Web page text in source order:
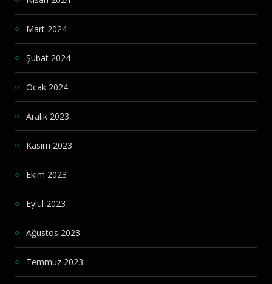
Mart 2024
Şubat 2024
Ocak 2024
Aralık 2023
Kasım 2023
Ekim 2023
Eylül 2023
Ağustos 2023
Temmuz 2023